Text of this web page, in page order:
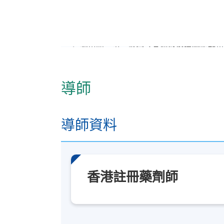
逢周四，第二部分之基層醫療藥物服務
本課程為期約一年零九個月，包括藥理
地點
港大保良何鴻燊社區書院
導師
導師資料
香港註冊藥劑師